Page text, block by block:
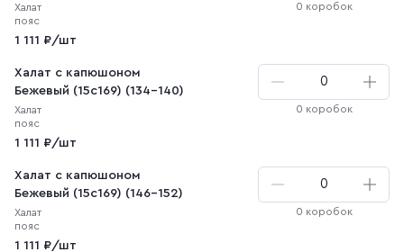
Халат
пояс
1 111 ₽/шт
0 коробок
Халат с капюшоном
Бежевый (15с169) (134-140)
Халат
пояс
1 111 ₽/шт
0 коробок
Халат с капюшоном
Бежевый (15с169) (146-152)
Халат
пояс
1 111 ₽/шт
0 коробок